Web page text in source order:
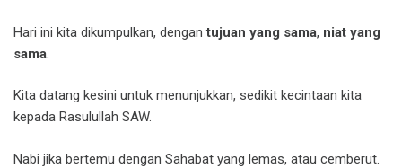
Hari ini kita dikumpulkan, dengantujuan yang sama, niat yang
sama
Kita datang kesini untuk menunjukkan, sedikit kecintaan kita
kepada Rasulullah SAW.
Nabi jika bertemu dengan Sahabat yang lemas, atau cemberut.